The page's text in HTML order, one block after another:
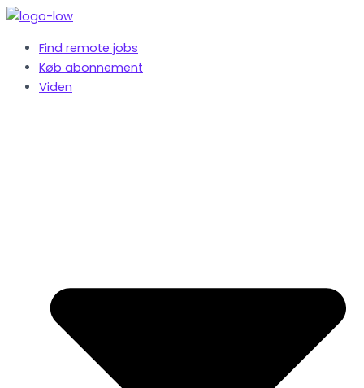
Gå
indholdetFind remote jobs
Køb abonnement
Viden